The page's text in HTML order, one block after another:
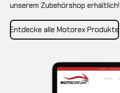
unserem Zubehörshop erhältlich!
Entdecke alle Motorex Produkte